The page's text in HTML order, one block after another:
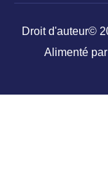
Droit d'auteur©
Alimenté